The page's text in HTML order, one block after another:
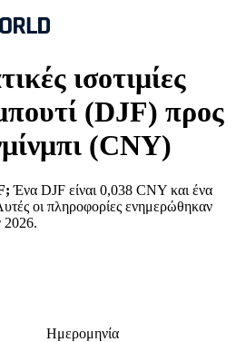
ισοτιμίες
(DJF) προς
(CNY)
Ένα DJF είναι 0,038 CNY και ένα
οι πληροφορίες ενημερώθηκαν
2026.
Ημερομηνία